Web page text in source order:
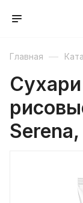
Главная —